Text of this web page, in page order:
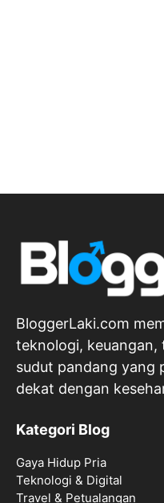
BloggerLaki.com
teknologi,
sudut pandang yang
dekat dengan
Kategori Blog
Gaya Hidup Pria
Teknologi & Digital
Travel & Petualangan